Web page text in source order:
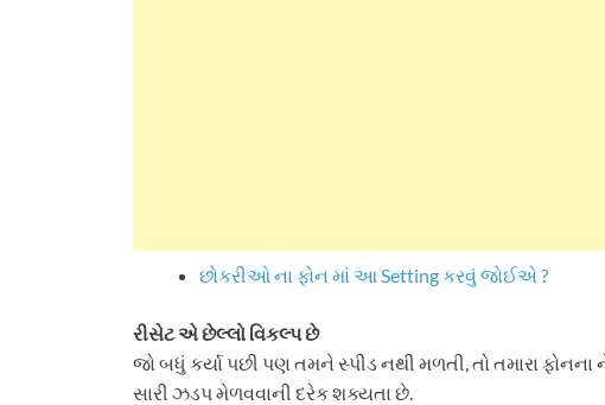
છોકરીઓ ના ફોન માં આ Setting કરવું જોઈએ ?
રીસેટ એ છેલ્લો વિકલ્પ છે
જો બધું કર્યા પછી પણ તમને સ્પીડ નથી મળતી, તો તમારા ફોનના
સારી ઝડપ મેળવવાની દરેક શક્યતા છે.